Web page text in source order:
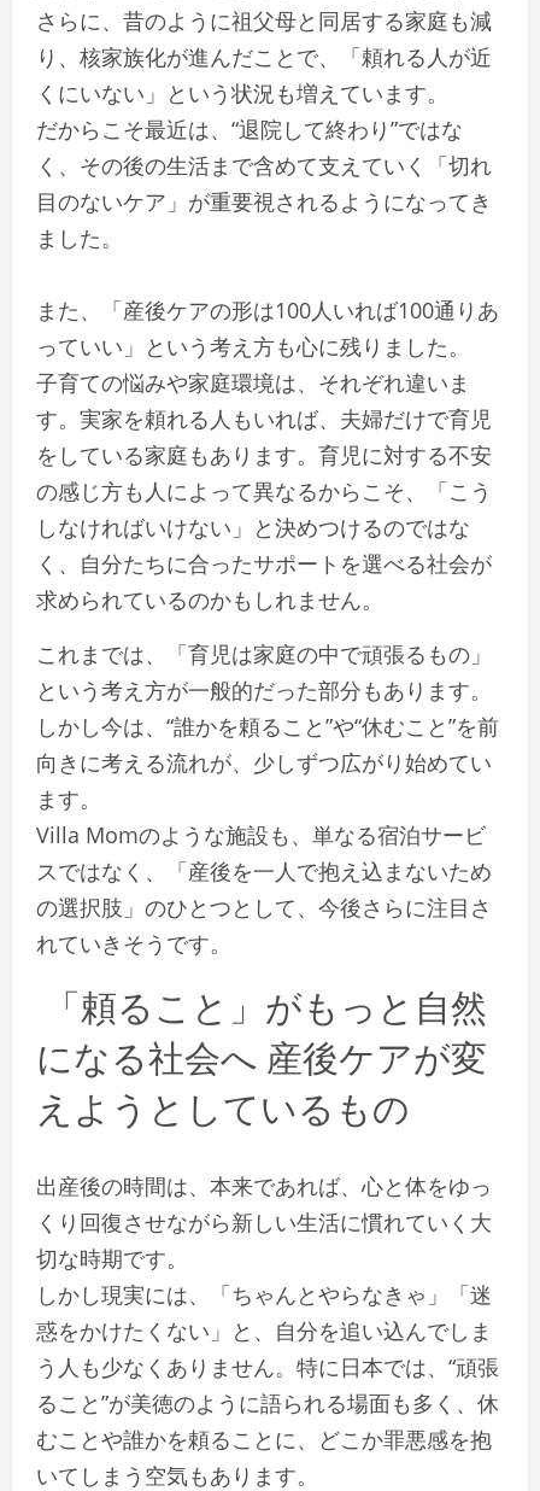
さらに、昔のように祖父母と同居する家庭も減
り、核家族化が進んだことで、「頼れる人が近
くにいない」という状況も増えています。
だからこそ最近は、“退院して終わり”ではな
く、その後の生活まで含めて支えていく「切れ
目のないケア」が重要視されるようになってき
ました。
また、「産後ケアの形は100人いれば100通りあ
っていい」という考え方も心に残りました。
子育ての悩みや家庭環境は、それぞれ違いま
す。実家を頼れる人もいれば、夫婦だけで育児
をしている家庭もあります。育児に対する不安
の感じ方も人によって異なるからこそ、「こう
しなければいけない」と決めつけるのではな
く、自分たちに合ったサポートを選べる社会が
求められているのかもしれません。
これまでは、「育児は家庭の中で頑張るもの」
という考え方が一般的だった部分もあります。
しかし今は、“誰かを頼ること”や“休むこと”を前
向きに考える流れが、少しずつ広がり始めてい
ます。
Villa Momのような施設も、単なる宿泊サービ
スではなく、「産後を一人で抱え込まないため
の選択肢」のひとつとして、今後さらに注目さ
れていきそうです。
「頼ること」がもっと自然
になる社会へ 産後ケアが変
えようとしているもの
出産後の時間は、本来であれば、心と体をゆっ
くり回復させながら新しい生活に慣れていく大
切な時期です。
しかし現実には、「ちゃんとやらなきゃ」「迷
惑をかけたくない」と、自分を追い込んでしま
う人も少なくありません。特に日本では、“頑張
ること”が美徳のように語られる場面も多く、休
むことや誰かを頼ることに、どこか罪悪感を抱
いてしまう空気もあります。